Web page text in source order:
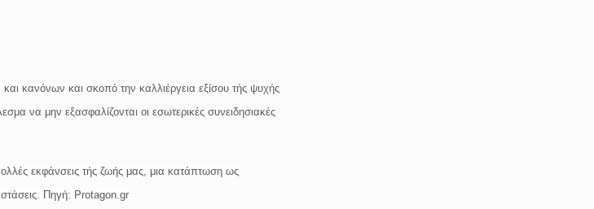
κανόνων και σκοπό την καλλιέργεια εξίσου τής ψυχής
να μην εξασφαλίζονται οι εσωτερικές συνειδησιακές
εκφάνσεις τής ζωής μας, μια κατάπτωση ως
Πηγή: Protagon.gr